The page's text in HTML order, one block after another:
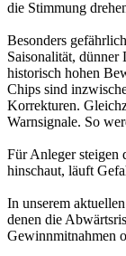
die Stimmung
Besonders
Saisonalität, dünner
historisch hohen
Chips sind
Korrekturen.
Warnsignale. So
Für Anleger steigen
hinschaut, läuft
In unserem
denen die
Gewinnmitnahmen